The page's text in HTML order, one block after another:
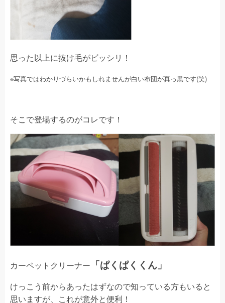
思った以上に抜け毛がビッシリ！
※写真ではわかりづらいかもしれませんが白い布団が真っ黒です(笑)
そこで登場するのがコレです！
カーペットクリーナー 「ぱくぱくくん」
けっこう前からあったはずなので知っている方もいると
思いますが、これが意外と便利！